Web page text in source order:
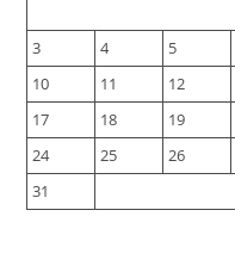
3
4 5
10
11 12
17
18 19
24
25 26
31